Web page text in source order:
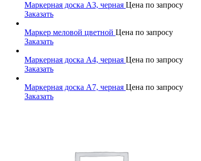
Маркерная доска А3, черная Цена по запросу
Заказать
Маркер меловой цветной Цена по запросу
Заказать
Маркерная доска А4, черная Цена по запросу
Заказать
Маркерная доска А7, черная Цена по запросу
Заказать